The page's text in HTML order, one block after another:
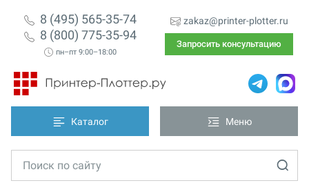
8 (495) 565-35-74
8 (800) 775-35-94
пн–пт 9:00–18:00
zakaz@printer-plotter.ru
Запросить консультацию
Каталог Меню